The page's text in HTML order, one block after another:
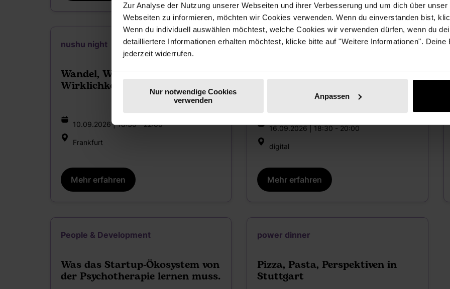
Zur Analyse der Nutzung unserer Webseiten und ihrer Verbesserung und um dich über
Webseiten zu informieren, möchten wir Cookies verwenden. Wenn du einverstanden bist,
Wenn du individuell auswählen möchtest, welche Cookies wir verwenden dürfen, wenn du
detailliertere Informationen erhalten möchtest, klicke bitte auf "Weitere Informationen". Deine
jederzeit widerrufen.
Nur notwendige Cookies
verwenden
Anpassen
nushu night
Wandel, Wirksamkeit,
Wirklichkeit
10.09.2026 | 18:30 - 22:00
Frankfurt
Mehr erfahren
Future of Work
Entgelttransparenzgesetz: Was
Unternehmenskultur bedeutet
16.09.2026 | 18:30 - 20:00
digital
Mehr erfahren
People & Development
Was das Startup-Ökosystem von
der Psychotherapie lernen muss.
power dinner
Pizza, Pasta, Perspektiven in
Stuttgart